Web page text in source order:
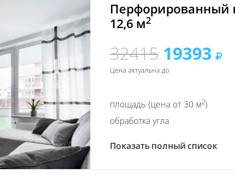
Перфорированный
12,6 м2
32415 19393
Цена актуальна до
площадь (цена от 30 м2)
обработка угла
Показать полный список